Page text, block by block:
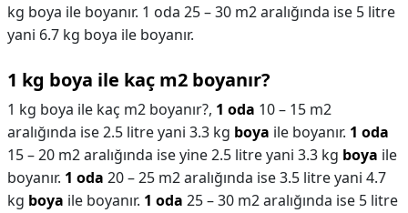
kg boya ile boyanır. 1 oda 25 – 30 m2 aralığında ise 5 litre
yani 6.7 kg boya ile boyanır.
1 kg boya ile kaç m2 boyanır?
1 kg boya ile kaç m2 boyanır?, 1 oda 10 – 15 m2
aralığında ise 2.5 litre yani 3.3 kg boya ile boyanır. 1 oda
15 – 20 m2 aralığında ise yine 2.5 litre yani 3.3 kg boya ile
boyanır. 1 oda 20 – 25 m2 aralığında ise 3.5 litre yani 4.7
kg boya ile boyanır. 1 oda 25 – 30 m2 aralığında ise 5 litre